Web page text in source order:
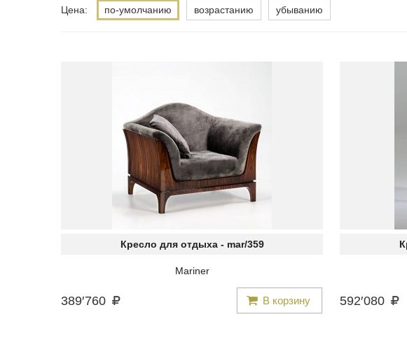
Цена: по-умолчанию возрастанию убыванию
Кресло для отдыха - mar/359
Mariner
389′760 В корзину 592′080